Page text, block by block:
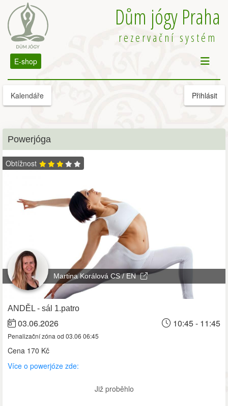
Dům jógy Praha
rezervační systém
E-shop
Kalendáře Přihlásit
Powerjóga
Obtížnost
Martina Korálová CS / EN
ANDĚL - sál 1.patro
03.06.2026 10:45 - 11:45
Penalizační zóna od 03.06 06:45
Cena 170 Kč
Více o powerjóze zde:
Již proběhlo